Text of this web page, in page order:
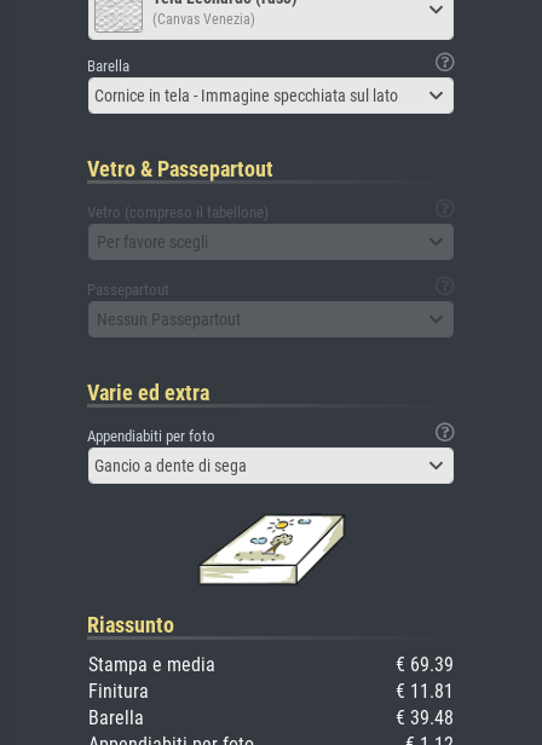
(Canvas Venezia)
Barella
Cornice in tela - Immagine specchiata sul lato
Vetro & Passepartout
Vetro (compreso il tabellone)
Per favore scegli
Passepartout
Nessun Passepartout
Varie ed extra
Appendiabiti per foto
Gancio a dente di sega
Riassunto
Stampa e media
€ 69.39
Finitura
€ 11.81
Barella
€ 39.48